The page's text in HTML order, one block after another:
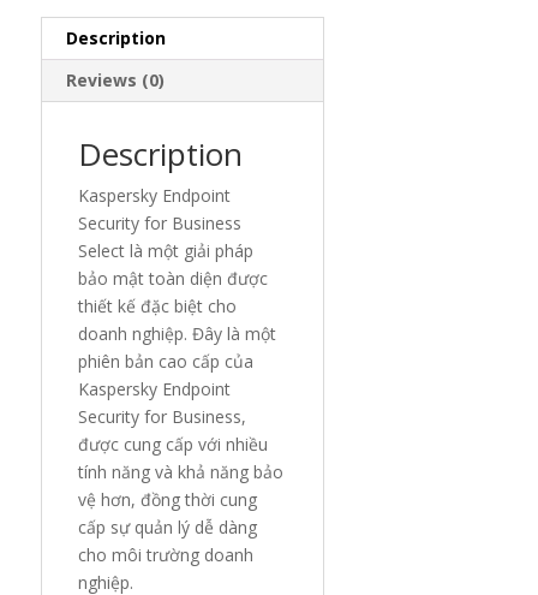
Description
Reviews (0)
Description
Kaspersky Endpoint
Security for Business
Select là một giải pháp
bảo mật toàn diện được
thiết kế đặc biệt cho
doanh nghiệp. Đây là một
phiên bản cao cấp của
Kaspersky Endpoint
Security for Business,
được cung cấp với nhiều
tính năng và khả năng bảo
vệ hơn, đồng thời cung
cấp sự quản lý dễ dàng
cho môi trường doanh
nghiệp.